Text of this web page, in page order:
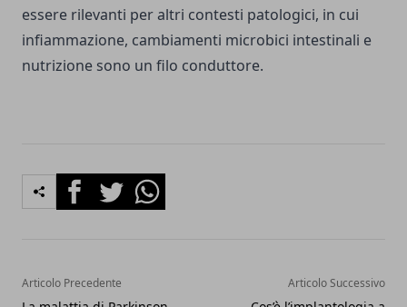
essere rilevanti per altri contesti patologici, in cui
infiammazione, cambiamenti microbici intestinali e
nutrizione sono un filo conduttore.
FacebookTwitterWhatsapp
Articolo Precedente Articolo Successivo